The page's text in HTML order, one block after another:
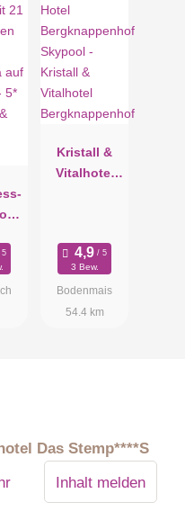
Kristall &
Vitalhotel
3 Bew.
Bodenmais
54.4 km
Das Stemp****S
Inhalt melden